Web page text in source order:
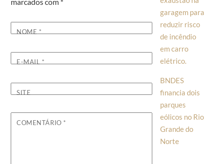
NOME *
E-MAIL *
SITE
COMENTÁRIO *
garagem para
reduzir risco
de incêndio
em carro
elétrico.
BNDES
financia dois
parques
eólicos no Rio
Grande do
Norte